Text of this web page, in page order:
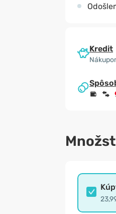
Kredit